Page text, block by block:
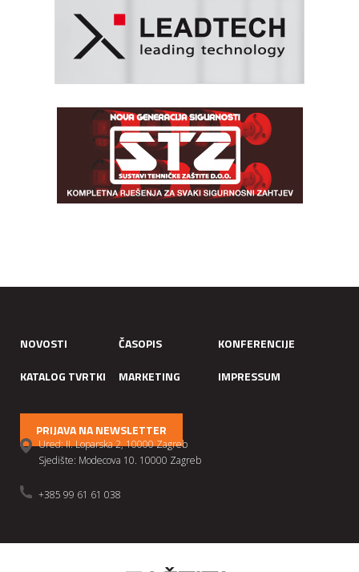
NOVOSTI ČASOPIS
KONFERENCIJE
KATALOG TVRTKI
MARKETING IMPRESSUM
PRIJAVA NA NEWSLETTER
Ured: II. Loparska 2, 10000 Zagreb
Sjedište: Modecova 10. 10000 Zagreb
+385 99 61 61 038